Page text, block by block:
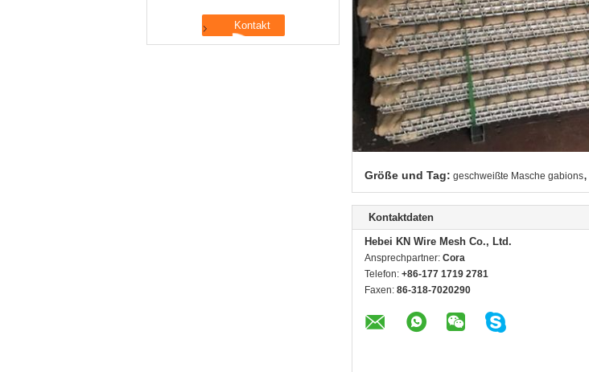
Größe und Tag: geschweißte Masche gabions,
Kontaktdaten
Hebei KN Wire Mesh Co., Ltd.
Ansprechpartner: Cora
Telefon: +86-177 1719 2781
Faxen: 86-318-7020290